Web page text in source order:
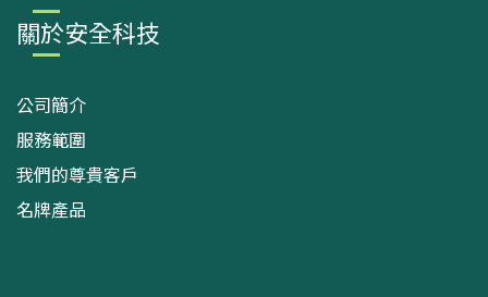
關於安全科技
公司簡介
服務範圍
我們的尊貴客戶
名牌產品